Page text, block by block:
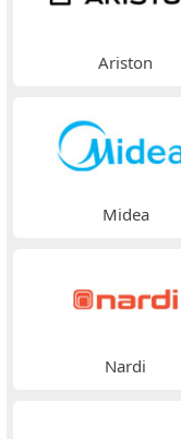
Ariston
Midea
Nardi